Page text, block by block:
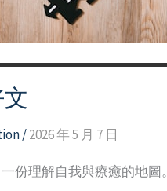
/2026 年 5 月 7 日
份理解自我與療癒的地圖。